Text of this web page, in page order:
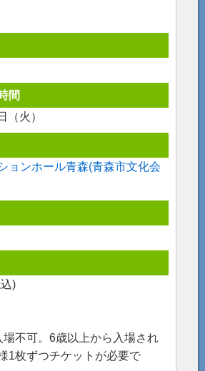
間
（火）
ョンホール青森(青森市文化会
)
場不可。6歳以上から入場され
1枚ずつチケットが必要で